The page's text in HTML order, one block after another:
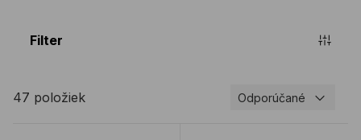
Filter
47 položiek Odporúčané